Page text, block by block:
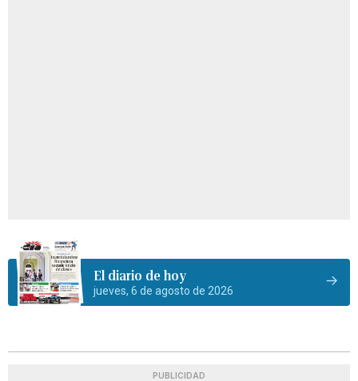
El diario de hoy
jueves, 6 de agosto de 2026
PUBLICIDAD